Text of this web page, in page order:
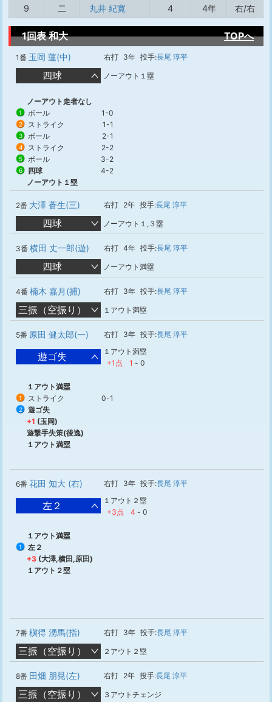
9
二 丸井 紀寛 4 4年 右/右
1回表 和大 TOPへ
1番 玉岡 蓮(中) 右打 3年 投手:長尾 淳平
四球 ノーアウト１塁
ノーアウト走者なし
1 ボール 1-0
2 ストライク 1-1
3 ボール 2-1
4 ストライク 2-2
5 ボール 3-2
6 四球
4-2
ノーアウト１塁
2番 大澤 蒼生(三) 右打 2年 投手:長尾 淳平
四球 ノーアウト１,３塁
3番 横田 丈一郎(遊) 右打 4年 投手:長尾 淳平
四球 ノーアウト満塁
4番 楠木 嘉月(捕) 右打 3年 投手:長尾 淳平
三振（空振り） １アウト満塁
5番 原田 健太郎(一) 右打 3年 投手:長尾 淳平
遊ゴ失
１アウト満塁
+1点
1 - 0
１アウト満塁
1 ストライク 0-1
2
遊ゴ失
+1 (玉岡)
遊撃手失策(後逸)
１アウト満塁
6番 花田 知大 (右) 右打 3年 投手:長尾 淳平
左２
１アウト２塁
+3点
4 - 0
１アウト満塁
1
左２
+3 (大澤,横田,原田)
１アウト２塁
7番 槇得 湧馬(指) 右打 3年 投手:長尾 淳平
三振（空振り） ２アウト２塁
8番 田畑 朋晃(左) 右打 2年 投手:長尾 淳平
三振（空振り） ３アウトチェンジ